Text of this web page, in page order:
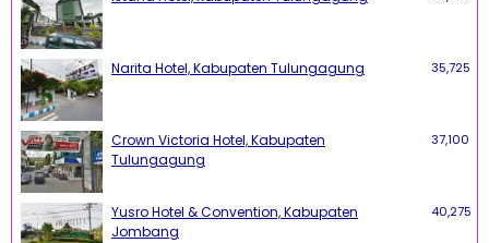
Narita Hotel, Kabupaten Tulungagung 35,725
Crown Victoria Hotel, Kabupaten
Tulungagung
37,100
Yusro Hotel & Convention, Kabupaten
Jombang
40,275